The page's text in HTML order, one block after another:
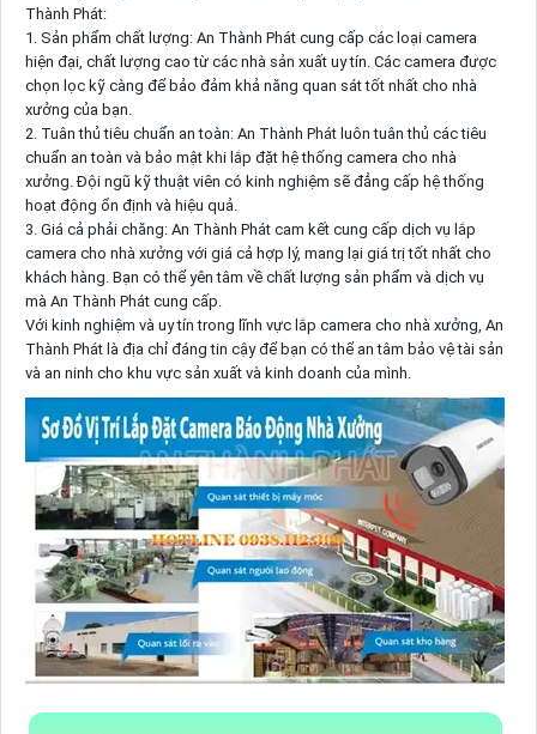
Thành Phát:
1. Sản phẩm chất lượng: An Thành Phát cung cấp các loại camera
hiện đại, chất lượng cao từ các nhà sản xuất uy tín. Các camera được
chọn lọc kỹ càng để bảo đảm khả năng quan sát tốt nhất cho nhà
xưởng của bạn.
2. Tuân thủ tiêu chuẩn an toàn: An Thành Phát luôn tuân thủ các tiêu
chuẩn an toàn và bảo mật khi lắp đặt hệ thống camera cho nhà
xưởng. Đội ngũ kỹ thuật viên có kinh nghiệm sẽ đẳng cấp hệ thống
hoạt động ổn định và hiệu quả.
3. Giá cả phải chăng: An Thành Phát cam kết cung cấp dịch vụ lắp
camera cho nhà xưởng với giá cả hợp lý, mang lại giá trị tốt nhất cho
khách hàng. Bạn có thể yên tâm về chất lượng sản phẩm và dịch vụ
mà An Thành Phát cung cấp.
Với kinh nghiệm và uy tín trong lĩnh vực lắp camera cho nhà xưởng, An
Thành Phát là địa chỉ đáng tin cậy để bạn có thể an tâm bảo vệ tài sản
và an ninh cho khu vực sản xuất và kinh doanh của mình.